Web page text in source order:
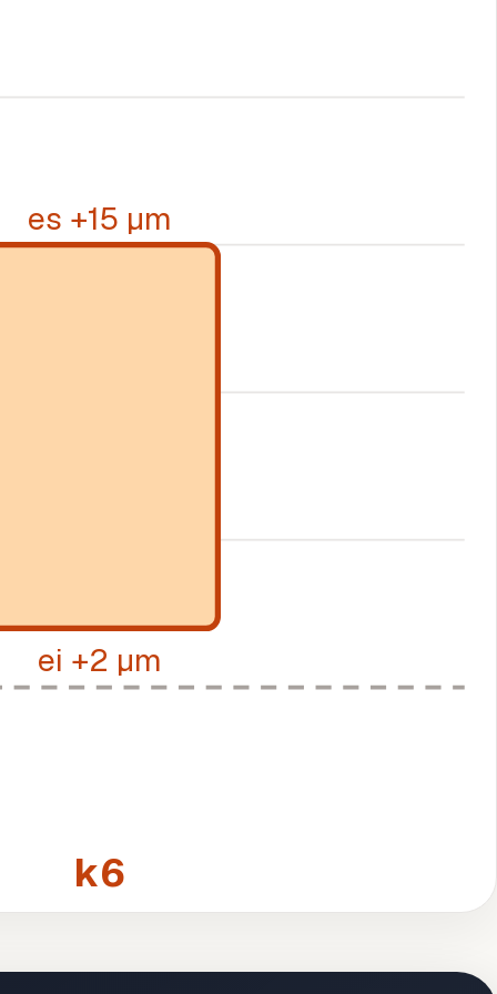
es +15 µm
ei +2 µm
k6